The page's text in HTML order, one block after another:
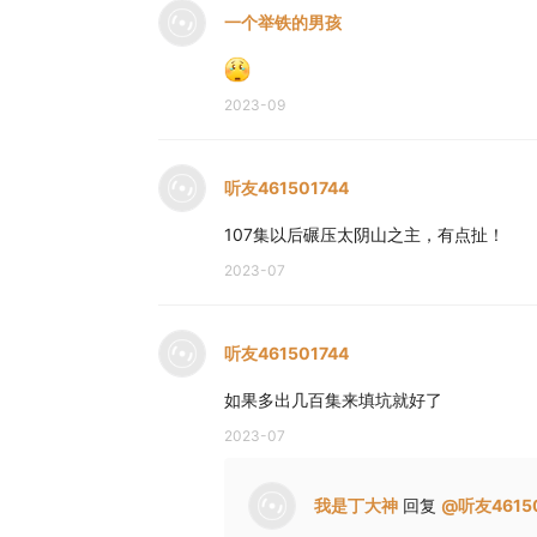
一个举铁的男孩
2023-09
听友461501744
107集以后碾压太阴山之主，有点扯！
2023-07
听友461501744
如果多出几百集来填坑就好了
2023-07
我是丁大神 回复 @听友